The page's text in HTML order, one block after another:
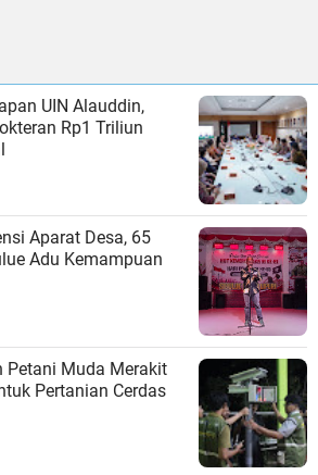
UIN Alauddin,
Rp1 Triliun
Aparat Desa, 65
Adu Kemampuan
Petani Muda Merakit
Pertanian Cerdas